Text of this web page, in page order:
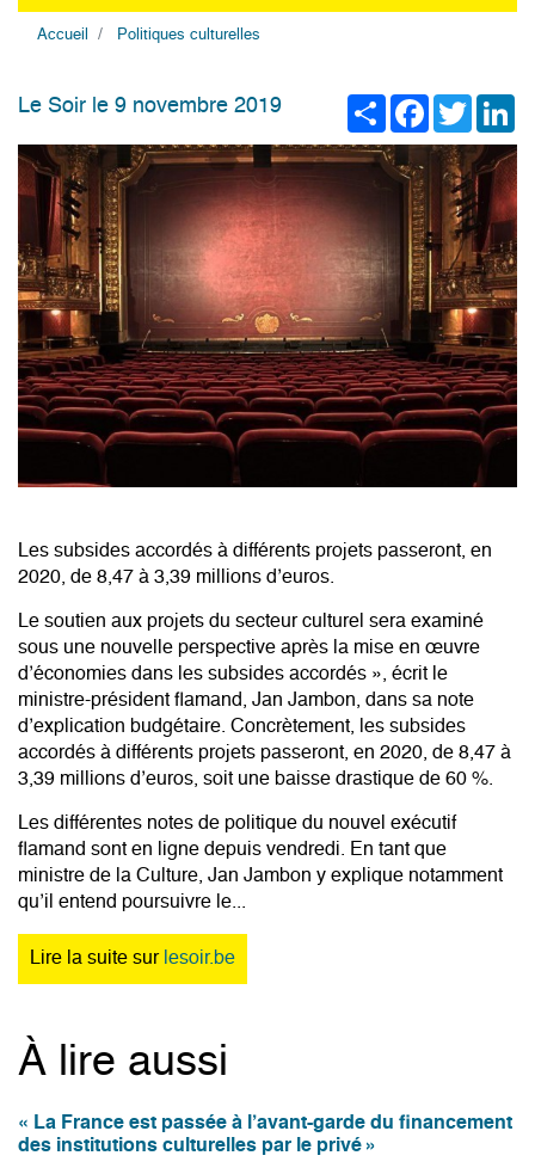
Accueil Politiques culturelles
ShareFacebook
Twitter
Le Soir le 9 novembre 2019
Les subsides accordés à différents projets passeront, en
2020, de 8,47 à 3,39 millions d’euros.
Le soutien aux projets du secteur culturel sera examiné
sous une nouvelle perspective après la mise en œuvre
d’économies dans les subsides accordés », écrit le
ministre-président flamand, Jan Jambon, dans sa note
d’explication budgétaire. Concrètement, les subsides
accordés à différents projets passeront, en 2020, de 8,47 à
3,39 millions d’euros, soit une baisse drastique de 60 %.
Les différentes notes de politique du nouvel exécutif
flamand sont en ligne depuis vendredi. En tant que
ministre de la Culture, Jan Jambon y explique notamment
qu’il entend poursuivre le...
Lire la suite sur lesoir.be
À lire aussi
« La France est passée à l’avant-garde du financement
des institutions culturelles par le privé »